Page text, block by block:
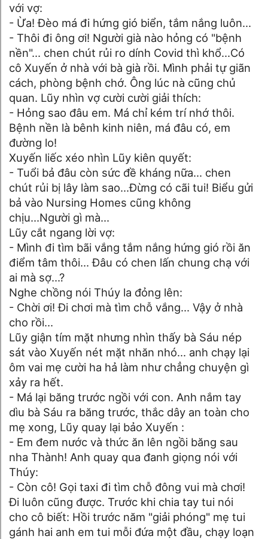
với vợ:
- Ừa! Đèo má đi hứng gió biển, tắm nắng luôn...
- Thôi đi ông ơi! Người già nào hỏng có "bệnh
nền"... chen chút rủi ro dính Covid thì khổ...Có
cô Xuyến ở nhà với bà già rồi. Mình phải tự giãn
cách, phòng bệnh chớ. Ông lúc nà cũng chủ
quan. Lũy nhìn vợ cười cười giải thích:
- Hỏng sao đâu em. Má chỉ kém trí nhớ thôi.
Bệnh nền là bênh kinh niên, má đâu có, em
đường lo!
Xuyến liếc xéo nhìn Lũy kiên quyết:
- Tuổi bả đâu còn sức đề kháng nữa... chen
chút rủi bị lây làm sao...Đừng có cãi tui! Biểu gửi
bả vào Nursing Homes cũng không
chịu...Người gì mà...
Lũy cắt ngang lời vợ:
- Mình đi tìm bãi vắng tắm nắng hứng gió rồi ăn
điểm tâm thôi... Đâu có chen lấn chung chạ với
ai mà sợ...?
Nghe chồng nói Thúy la đỏng lên:
- Chời ơi! Đi chơi mà tìm chỗ vắng... Vậy ở nhà
cho rồi...
Lũy giận tím mặt nhưng nhìn thấy bà Sáu nép
sát vào Xuyến nét mặt nhăn nhó... anh chạy lại
ôm vai mẹ cười ha hả làm như chẳng chuyện gì
xảy ra hết.
- Má lại băng trước ngồi với con. Anh nắm tay
dìu bà Sáu ra băng trước, thắc dây an toàn cho
mẹ xong, Lũy quay lại bảo Xuyến :
- Em đem nước và thức ăn lên ngồi băng sau
nha Thành! Anh quay qua đanh giọng nói với
Thúy:
- Còn cô! Gọi taxi đi tìm chỗ đông vui mà chơi!
Đi luôn cũng được. Trước khi chia tay tui nói
cho cô biết: Hồi trước năm "giải phóng" mẹ tui
gánh hai anh em tui mỗi đứa một đầu, chạy loạn